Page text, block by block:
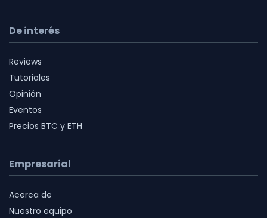
De interés
Reviews
Tutoriales
Opinión
Eventos
Precios BTC y ETH
Empresarial
Acerca de
Nuestro equipo